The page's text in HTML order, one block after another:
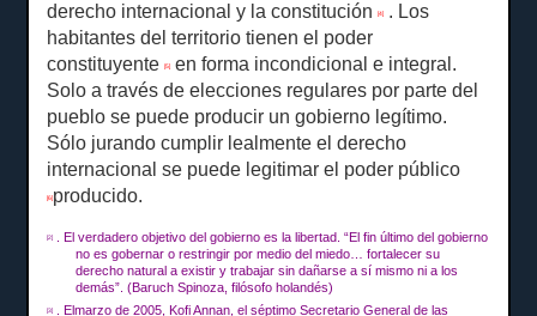
derecho internacional y la constitución[4] . Los
habitantes del territorio tienen el poder
constituyente[5]
en forma incondicional e integral.
Solo a través de elecciones regulares por parte del
pueblo se puede producir un gobierno legítimo.
Sólo jurando cumplir lealmente el derecho
internacional se puede legitimar el poder público
[6] producido.
[2] .El verdadero objetivo del gobierno es la libertad.“El fin último del gobierno
no es gobernar o restringir por medio del miedo… fortalecer su
derecho natural a existir y trabajar sin dañarse a sí mismo ni a los
demás”.(Baruch Spinoza, filósofo holandés)
[3] .Elmarzo de 2005, Kofi Annan, el séptimo Secretario General de las